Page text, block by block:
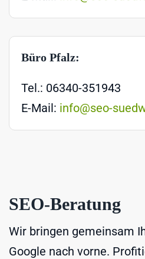
Büro Pfalz:
Tel.: 06340-351943
E-Mail: info@seo-
SEO-Beratung
Wir bringen gemeinsam
Google nach vorne.